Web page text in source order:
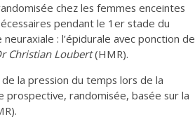
chez les femmes enceintes
pendant le 1er stade du
: l’épidurale avec ponction de
Christian Loubert(HMR).
de la pression du temps lors de la
prospective, randomisée, basée sur la